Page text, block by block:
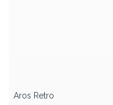
Aros Retro